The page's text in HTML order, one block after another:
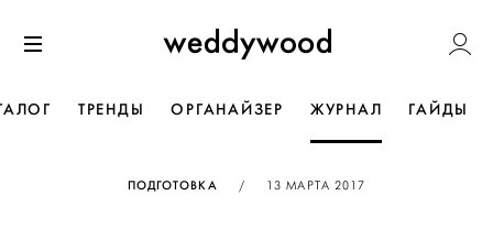
к содержанию
Weddywood
ТРЕНДЫ ОРГАНАЙЗЕР ЖУРНАЛ ГАЙДЫ
ПОДГОТОВКА / ОПУБЛИКОВАНО
13 МАРТА 2017